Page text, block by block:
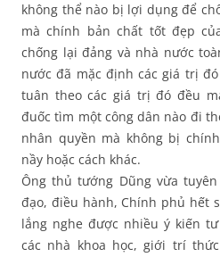
không thể nào bị lợi dụng để
mà chính bản chất tốt đẹp
chống lại đảng và nhà nước
nước đã mặc định các giá trị
tuân theo các giá trị đó đều
đuốc tìm một công dân nào đi
nhân quyền mà không bị
nầy hoặc cách khác.
Ông thủ tướng Dũng vừa
đạo, điều hành, Chính phủ hết
lắng nghe được nhiều ý kiến
các nhà khoa học, giới trí